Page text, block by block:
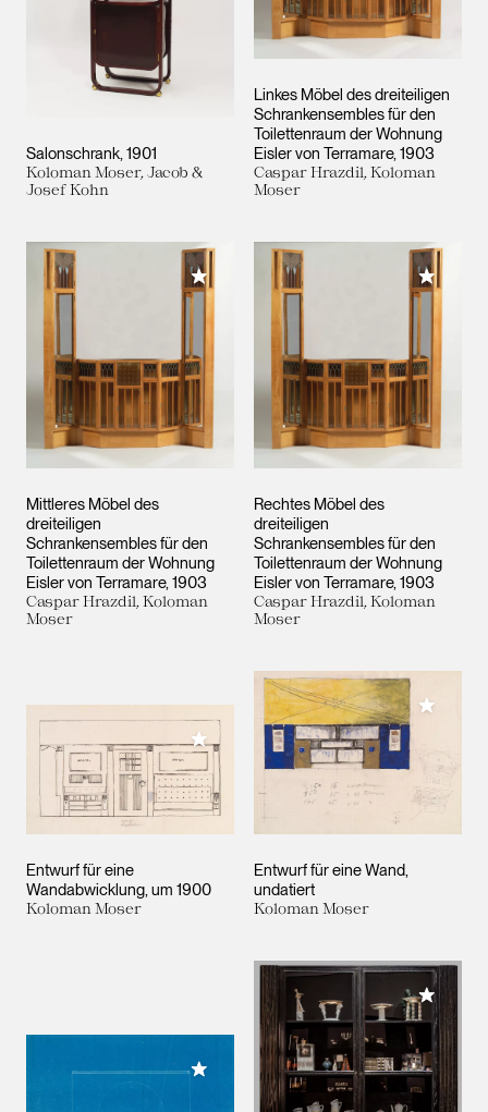
Salonschrank 1901
Koloman Moser, Jacob &
Josef Kohn
Linkes Möbel des dreiteiligen
Schrankensembles für den
Toilettenraum der Wohnung
Eisler von Terramare 1903
Caspar Hrazdil, Koloman
Moser
Mittleres Möbel des
dreiteiligen
Schrankensembles für den
Toilettenraum der Wohnung
Eisler von Terramare 1903
Caspar Hrazdil, Koloman
Moser
Meiner Sammlung hinzufügen
Rechtes Möbel des
dreiteiligen
Schrankensembles für den
Toilettenraum der Wohnung
Eisler von Terramare 1903
Caspar Hrazdil, Koloman
Moser
Meiner
Entwurf für eine
Wandabwicklung um 1900
Koloman Moser
Meiner Sammlung hinzufügen
Entwurf für eine Wand
undatiert
Koloman Moser
Meiner
Meiner Sammlung hinzufügen
Meiner